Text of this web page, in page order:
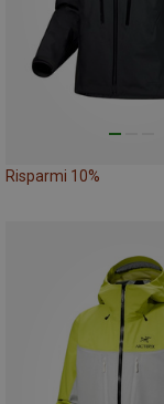
Risparmi 10%